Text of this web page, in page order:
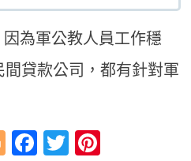
因為軍公教人員工作穩
貸款公司，都有針對軍
Blogger
Facebook
Twitter